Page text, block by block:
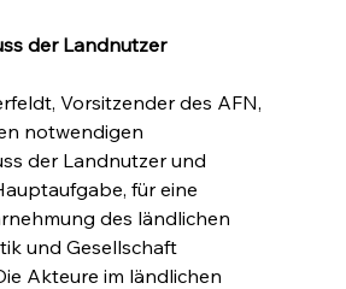
der Landnutzer
Vorsitzender des AFN,
notwendigen
der Landnutzer und
für eine
des ländlichen
und Gesellschaft
Akteure im ländlichen